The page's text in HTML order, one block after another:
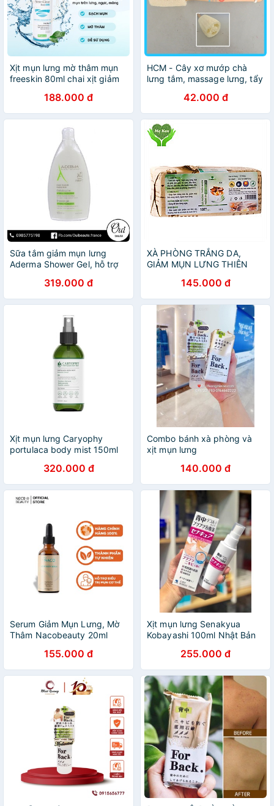
Xịt mụn lưng mờ thâm mụn
freeskin 80ml chai xịt giảm
chân cánh tay - junlee làm
đẹp chính hãng
188.000 đ
HCM - Cây xơ mướp chà
lưng tắm, massage lưng, tẩy
chống mụn lưng
42.000 đ
Sữa tắm giảm mụn lưng
Aderma Shower Gel, hỗ trợ
chân lông 500ml Ouibeaute
319.000 đ
XÀ PHÒNG TRẮNG DA,
GIẢM MỤN LƯNG THIÊN
da, Ngừa mụn lưng, sạch cơ
thể
145.000 đ
Xịt mụn lưng Caryophy
portulaca body mist 150ml
320.000 đ
Combo bánh xà phòng và
xịt mụn lưng
140.000 đ
Serum Giảm Mụn Lưng, Mờ
Thâm Nacobeauty 20ml
155.000 đ
Xịt mụn lưng Senakyua
Kobayashi 100ml Nhật Bản
255.000 đ